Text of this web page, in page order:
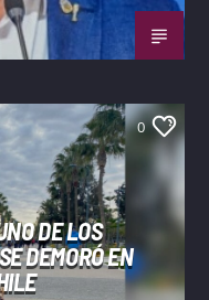
0
DE LOS
DEMORÓ EN